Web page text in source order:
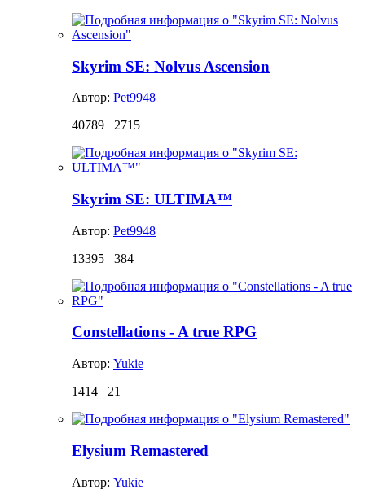
Skyrim SE: Nolvus Ascension
Автор: Pet9948
40789
2715
Skyrim SE: ULTIMA™
Автор: Pet9948
13395
384
Constellations - A true RPG
Автор: Yukie
1414
21
Elysium Remastered
Автор: Yukie